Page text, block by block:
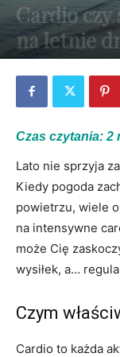
Cardio czy
na letnie
Czas czytania: 2
Lato nie sprzyja
Kiedy pogoda
powietrzu, wiele
na intensywne
może Cię
wysiłek, a…
Czym
Cardio to każda